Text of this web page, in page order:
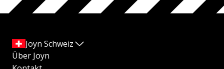
Joyn Schweiz
Über Joyn